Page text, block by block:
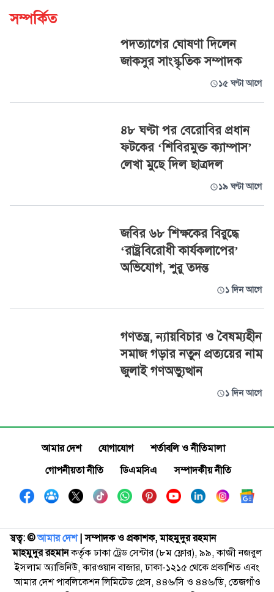
সম্পর্কিত
পদত্যাগের ঘোষণা দিলেন
জাকসুর সাংস্কৃতিক সম্পাদক
১৫ ঘণ্টা আগে
৪৮ ঘণ্টা পর বেরোবির প্রধান
ফটকের ‘শিবিরমুক্ত ক্যাম্পাস’
লেখা মুছে দিল ছাত্রদল
১৯ ঘণ্টা আগে
জবির ৬৮ শিক্ষকের বিরুদ্ধে
‘রাষ্ট্রবিরোধী কার্যকলাপের’
অভিযোগ, শুরু তদন্ত
১ দিন আগে
গণতন্ত্র, ন্যায়বিচার ও বৈষম্যহীন
সমাজ গড়ার নতুন প্রত্যয়ের নাম
জুলাই গণঅভ্যুত্থান
১ দিন আগে
আমার দেশ যোগাযোগ
শর্তাবলি ও নীতিমালা
গোপনীয়তা নীতি
ডিএমসিএ সম্পাদকীয় নীতি
স্বত্ব: ©️আমার দেশ| সম্পাদক ও প্রকাশক, মাহমুদুর রহমান
মাহমুদুর রহমানকর্তৃক ঢাকা ট্রেড সেন্টার (৮ম ফ্লোর), ৯৯, কাজী নজরুল
ইসলাম অ্যাভিনিউ, কারওয়ান বাজার, ঢাকা-১২১৫ থেকে প্রকাশিত এবং
আমার দেশ পাবলিকেশন লিমিটেড প্রেস, ৪৪৬/সি ও ৪৪৬/ডি, তেজগাঁও